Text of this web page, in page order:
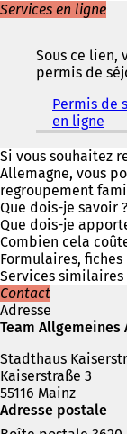
Services en ligne
Sous ce lien,
permis de
Permis de
en ligne
S
'
o
u
v
r
e
d
a
u
n
v
e
Si vous souhaitez
Allemagne, vous
regroupement
Que dois-je savoir ?
Que dois-je
Combien cela
Formulaires,
Services similaires
Contact
Adresse
Team Allgemeines
Stadthaus
Kaiserstraße 3
55116 Mainz
Adresse postale